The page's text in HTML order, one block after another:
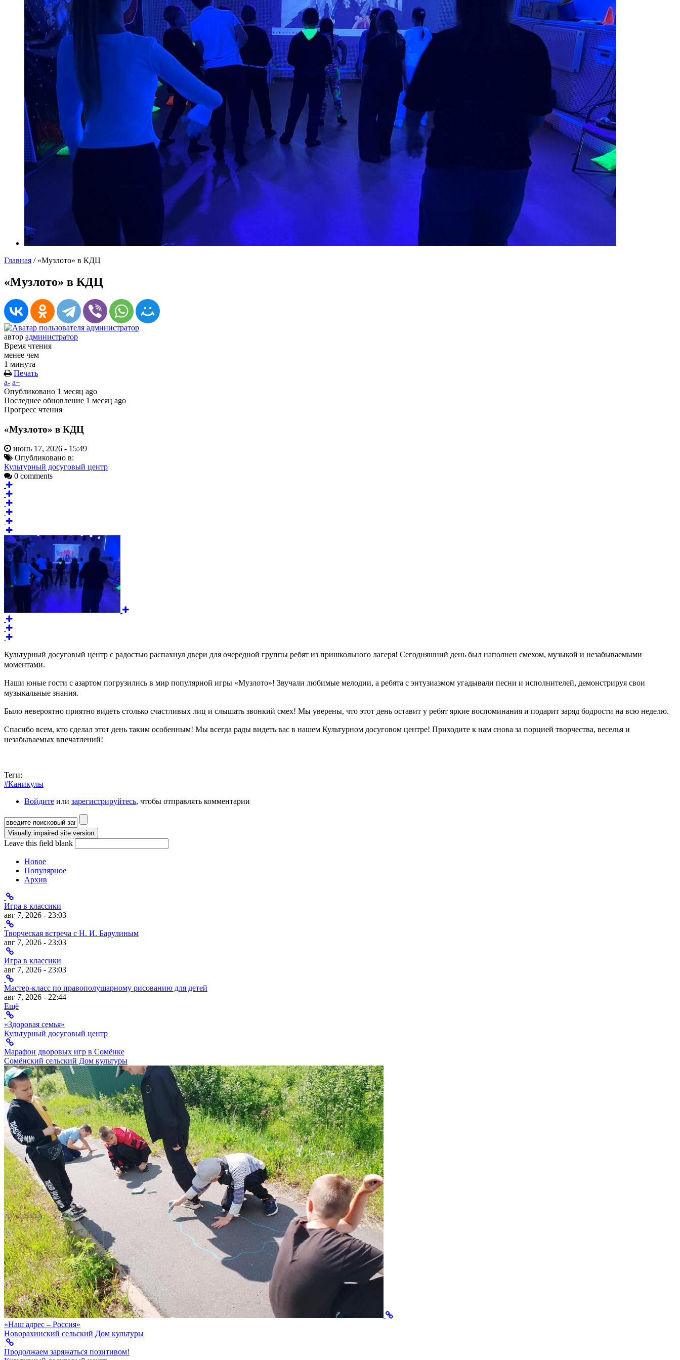
Главная / «Музлото» в КДЦ
«Музлото» в КДЦ
автор администратор
Время чтения
менее чем
1 минута
Печать
a- a+
Опубликовано 1 месяц ago
Последнее обновление 1 месяц ago
Прогресс чтения
«Музлото» в КДЦ
июнь 17, 2026 - 15:49
Опубликовано в:
Культурный досуговый центр
0 comments
Культурный досуговый центр с радостью распахнул двери для очередной группы ребят из пришкольного лагеря! Сегодняшний день был наполнен смехом, музыкой и незабываемыми
моментами.
Наши юные гости с азартом погрузились в мир популярной игры «Музлото»! Звучали любимые мелодии, а ребята с энтузиазмом угадывали песни и исполнителей, демонстрируя свои
музыкальные знания.
Было невероятно приятно видеть столько счастливых лиц и слышать звонкий смех! Мы уверены, что этот день оставит у ребят яркие воспоминания и подарит заряд бодрости на всю неделю.
Спасибо всем, кто сделал этот день таким особенным! Мы всегда рады видеть вас в нашем Культурном досуговом центре! Приходите к нам снова за порцией творчества, веселья и
незабываемых впечатлений!
Теги:
#Каникулы
Войдите или зарегистрируйтесь, чтобы отправлять комментарии
Форма поиска
Leave this field blank
Новое
Популярное
Архив
Игра в классики
авг 7, 2026 - 23:03
Творческая встреча с Н. И. Барулиным
авг 7, 2026 - 23:03
Игра в классики
авг 7, 2026 - 23:03
Мастер-класс по правополушарному рисованию для детей
авг 7, 2026 - 22:44
Ещё
«Здоровая семья»
Культурный досуговый центр
Марафон дворовых игр в Сомёнке
Сомёнский сельский Дом культуры
«Наш адрес – Россия»
Новорахинский сельский Дом культуры
Продолжаем заряжаться позитивом!